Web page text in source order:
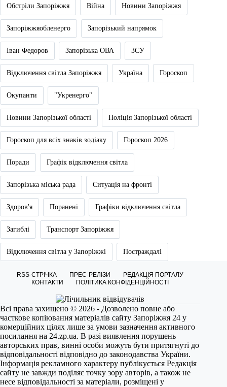
Обстріли Запоріжжя Війна Новини Запоріжжя
Запоріжжяобленерго Запорізький напрямок
Іван Федоров Запорізька ОВА ЗСУ
Відключення світла Запоріжжя Україна Гороскоп
Окупанти "Укренерго"
Новини Запорізької області Поліція Запорізької області
Гороскоп для всіх знаків зодіаку Гороскоп 2026
Поради Графік відключення світла
Запорізька міська рада Ситуація на фронті
Здоров'я Поранені Графіки відключення світла
Загиблі Транспорт Запоріжжя
Відключення світла у Запоріжжі Постраждалі
RSS-СТРІЧКА ПРЕС-РЕЛІЗИ
РЕДАКЦІЯ ПОРТАЛУ
КОНТАКТИ
ПОЛІТИКА КОНФІДЕНЦІЙНОСТІ
Всі права захищено © 2026 - Дозволено повне або
часткове копіювання матеріалів сайту Запоріжжя 24 у
комерційних цілях лише за умови зазначення активного
посилання на 24.zp.ua. В разі виявлення порушень
авторських прав, винні особи можуть бути притягнуті до
відповідальності відповідно до законодавства України.
Інформація рекламного характеру публікується Редакція
сайту не завжди поділяє точку зору авторів, а також не
несе відповідальності за матеріали, розміщені у